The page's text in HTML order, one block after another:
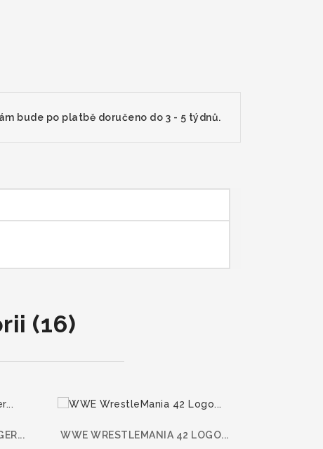
bude po platbě doručeno do 3 - 5 týdnů.
(16)
WWE WRESTLEMANIA 42 LOGO...